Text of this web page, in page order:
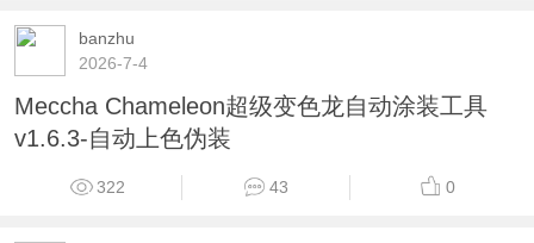
banzhu
2026-7-4
Meccha Chameleon超级变色龙自动涂装工具
v1.6.3-自动上色伪装
322 43 0